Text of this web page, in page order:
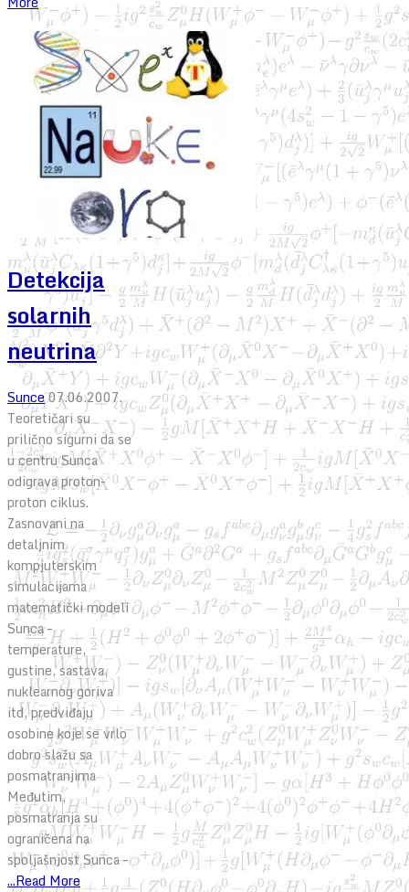
Detekcija
solarnih
neutrina
Sunce07.06.2007.
Teoretičari su
prilično sigurni da se
u centru Sunca
odigrava proton-
proton ciklus.
Zasnovani na
detaljnim
kompjuterskim
simulacijama
matematički modeli
Sunca –
temperature,
gustine, sastava,
nuklearnog goriva
itd, predviđaju
osobine koje se vrlo
dobro slažu sa
posmatranjima
Međutim,
posmatranja su
ograničena na
spoljašnjost Sunca –
...Read More